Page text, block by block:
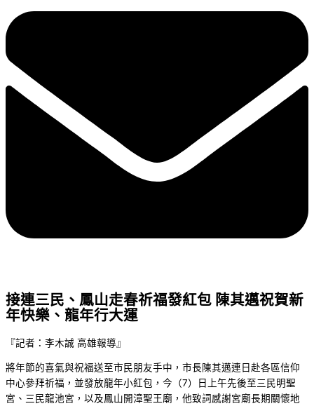
接連三民、鳳山走春祈福發紅包 陳其邁祝賀新
年快樂、龍年行大運
『記者：李木誠 高雄報導』
將年節的喜氣與祝福送至市民朋友手中，市長陳其邁連日赴各區信仰
中心參拜祈福，並發放龍年小紅包，今（7）日上午先後至三民明聖
宮、三民龍池宮，以及鳳山開漳聖王廟，他致詞感謝宮廟長期關懷地